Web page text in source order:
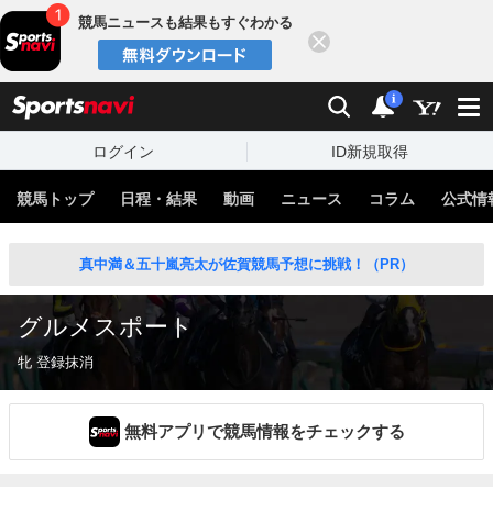
競馬ニュースも結果もすぐわかる
検索 通知
i
ログイン ID新規取得
競馬トップ 日程・結果 動画 ニュース コラム 公式情
真中満＆五十嵐亮太が佐賀競馬予想に挑戦！（PR）
グルメスポート
牝 登録抹消
無料アプリで競馬情報をチェックする